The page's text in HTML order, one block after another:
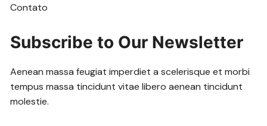
Contato
Subscribe to Our Newsletter
Aenean massa feugiat imperdiet a scelerisque et morbi
tempus massa tincidunt vitae libero aenean tincidunt
molestie.